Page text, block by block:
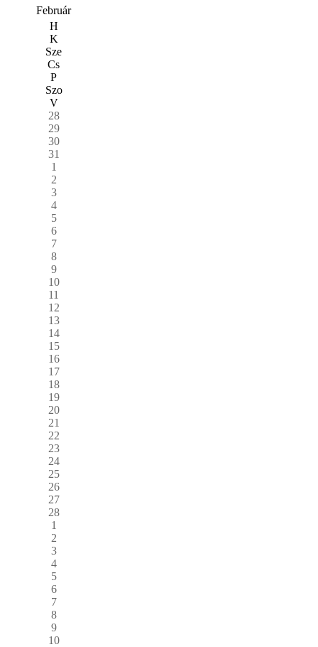
Február
H
K
Sze
Cs
P
Szo
V
28
29
30
31
1
2
3
4
5
6
7
8
9
10
11
12
13
14
15
16
17
18
19
20
21
22
23
24
25
26
27
28
1
2
3
4
5
6
7
8
9
10